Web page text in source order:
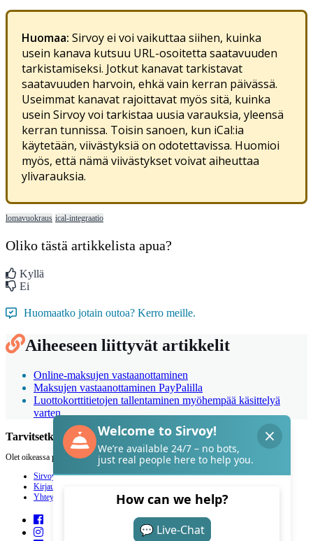
Huomaa: Sirvoyei voi vaikuttaa siihen, kuinka
usein kanava kutsuu URL-osoitetta saatavuuden
tarkistamiseksi. Jotkut kanavattarkistavat
saatavuuden harvoin, ehkä vain kerran päivässä.
Useimmat kanavat rajoittavat myös sitä, kuinka
usein Sirvoyvoi tarkistaa uusia varauksia, yleensä
kerran tunnissa. Toisin sanoen, kun iCal:ia
käytetään, viivästyksiä on odotettavissa. Huomioi
myös, että nämä viivästyksetvoivataiheuttaa
ylivarauksia.
lomavuokraus ical-integraatio
Oliko tästä artikkelista apua?
Kyllä
Ei
Huomaatko jotain outoa? Kerro meille.
Aiheeseen liittyvät artikkelit
Online-maksujen vastaanottaminen
Maksujen vastaanottaminen PayPalilla
Luottokorttitietojen tallentaminen myöhempää käsittelyä
varten
Tarvitsetko apua Sirvoyn kanssa?
Olet oikeassa paikassa.
Sirvoy
Kirjaudu
Yhteystiedot